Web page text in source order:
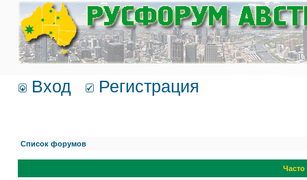
Вход Регистрация
Список форумов